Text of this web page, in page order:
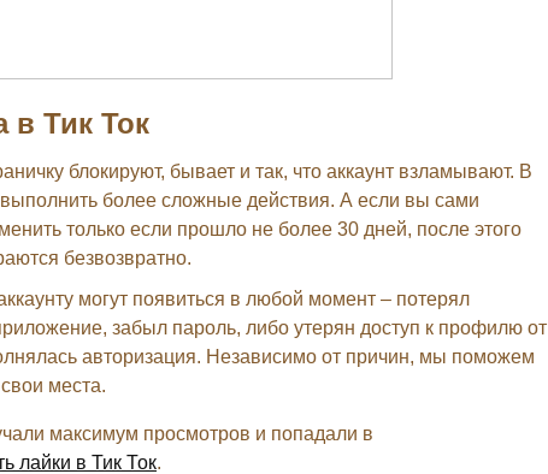
в Тик Ток
блокируют, бывает и так, что аккаунт взламывают. В
более сложные действия. А если вы сами
только если прошло не более 30 дней, после этого
безвозвратно.
могут появиться в любой момент – потерял
забыл пароль, либо утерян доступ к профилю от
авторизация. Независимо от причин, мы поможем
места.
максимум просмотров и попадали в
лайки в Тик Ток.